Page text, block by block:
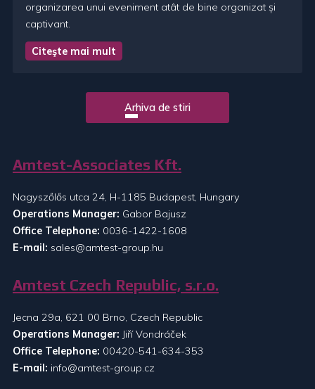
organizarea unui eveniment atât de bine organizat și
captivant.
Citeşte mai mult
Arhiva de stiri
Amtest-Associates Kft.
Nagyszőlős utca 24, H-1185 Budapest, Hungary
Operations Manager: Gabor Bajusz
Office Telephone: 0036-1422-1608
E-mail: sales@amtest-group.hu
Amtest Czech Republic, s.r.o.
Jecna 29a, 621 00 Brno, Czech Republic
Operations Manager: Jiří Vondráček
Office Telephone: 00420-541-634-353
E-mail: info@amtest-group.cz